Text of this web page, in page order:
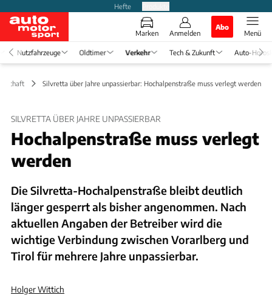
Hefte
Marken Anmelden
Abo
Menü
Nutzfahrzeuge Oldtimer Verkehr Tech & Zukunft Auto-
Silvretta über Jahre unpassierbar: Hochalpenstraße muss verlegt werden
SILVRETTA ÜBER JAHRE UNPASSIERBAR
Hochalpenstraße muss verlegt
werden
Die Silvretta-Hochalpenstraße bleibt deutlich
länger gesperrt als bisher angenommen. Nach
aktuellen Angaben der Betreiber wird die
wichtige Verbindung zwischen Vorarlberg und
Tirol für mehrere Jahre unpassierbar.
Holger Wittich